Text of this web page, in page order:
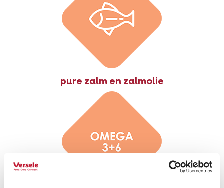
pure zalm en zalmolie